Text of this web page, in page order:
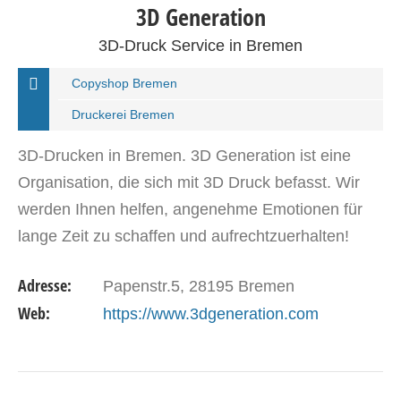
3D Generation
3D-Druck Service in Bremen
Copyshop Bremen
Druckerei Bremen
3D-Drucken in Bremen. 3D Generation ist eine
Organisation, die sich mit 3D Druck befasst. Wir
werden Ihnen helfen, angenehme Emotionen für
lange Zeit zu schaffen und aufrechtzuerhalten!
sicheres…
Adresse: Papenstr.5, 28195 Bremen
Web: https://www.3dgeneration.com